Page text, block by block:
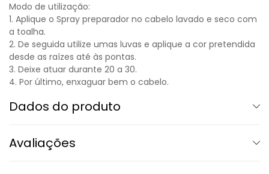
Modo de utilização:
1. Aplique o Spray preparador no cabelo lavado e seco com
a toalha.
2. De seguida utilize umas luvas e aplique a cor pretendida
desde as raízes até às pontas.
3. Deixe atuar durante 20 a 30.
4. Por último, enxaguar bem o cabelo.
Dados do produto
Avaliações